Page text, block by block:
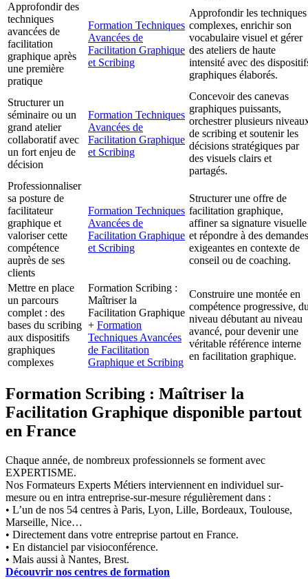
Approfondir des
techniques
avancées de
facilitation
graphique après
une première
pratique
Formation Techniques
Avancées de
Facilitation Graphique
et Scribing
Approfondir les techniques
complexes, enrichir son
vocabulaire visuel et gérer
des ateliers de haute
intensité avec des
graphiques élaborés.
Structurer un
séminaire ou un
grand atelier
collaboratif avec
un fort enjeu de
décision
Formation Techniques
Avancées de
Facilitation Graphique
et Scribing
Concevoir des canevas
graphiques puissants,
orchestrer plusieurs
de scribing et soutenir les
décisions stratégiques par
des visuels clairs et
partagés.
Professionnaliser
sa posture de
facilitateur
graphique et
valoriser cette
compétence
auprès de ses
clients
Formation Techniques
Avancées de
Facilitation Graphique
et Scribing
Structurer une offre de
facilitation graphique,
affiner sa signature visuelle
et répondre à des demandes
exigeantes en contexte de
conseil ou de coaching.
Mettre en place
un parcours
complet : des
bases du scribing
aux dispositifs
graphiques
complexes
Formation Scribing :
Maîtriser la
Facilitation Graphique
+ Formation
Techniques Avancées
de Facilitation
Graphique et Scribing
Construire une montée en
compétence progressive,
niveau débutant au niveau
avancé, pour devenir une
véritable référence interne
en facilitation graphique.
Formation Scribing : Maîtriser la
Facilitation Graphique disponible partout
en France
Chaque année, de nombreux professionnels se forment avec
EXPERTISME.
Nos Formateurs Experts Métiers interviennent en individuel sur-
mesure ou en intra entreprise-sur-mesure régulièrement dans :
• L’un de nos 54 centres à Paris, Lyon, Lille, Bordeaux, Toulouse,
Marseille, Nice…
• Directement dans votre entreprise partout en France.
• En distanciel par visioconférence.
• Mais aussi à Nantes, Brest.
Découvrir nos centres de formation